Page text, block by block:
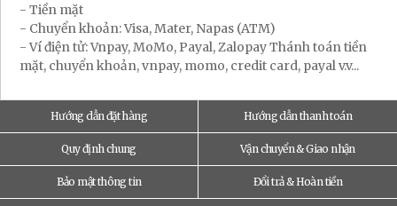
- Tiền mặt
- Chuyển khoản: Visa, Mater, Napas (ATM)
- Ví điện tử: Vnpay, MoMo, Payal, Zalopay Thánh toán tiền
mặt, chuyển khoản, vnpay, momo, credit card, payal v.v...
Hướng dẫn đặt hàng Hướng dẫn thanh toán
Quy định chung Vận chuyển & Giao nhận
Bảo mật thông tin Đổi trả & Hoàn tiền